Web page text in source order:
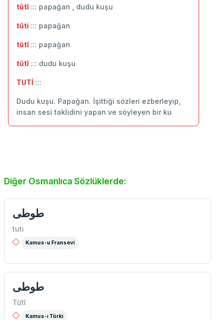
tûtî::: papağan , dudu kuşu
tûti ::: papağan
tûtî::: ‬papağan
tûtî::: dudu kuşu
TUTİ :::
Dudu kuşu. Papağan. İşittiği sözleri ezberleyip,
insan sesi taklidini yapan ve söyleyen bir ku
Diğer Osmanlıca Sözlüklerde:
طوطی
tuti
Kamus-u Fransevi
طوطی
Tûtî
Kamus-ı Türki